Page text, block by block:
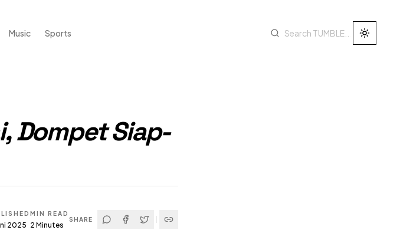
Music Sports Toggle
Dompet Siap-
2025
MIN READ
2 Minutes
SHARE